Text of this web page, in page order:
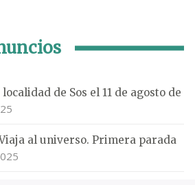
de Sos el 11 de agosto de
al universo. Primera parada